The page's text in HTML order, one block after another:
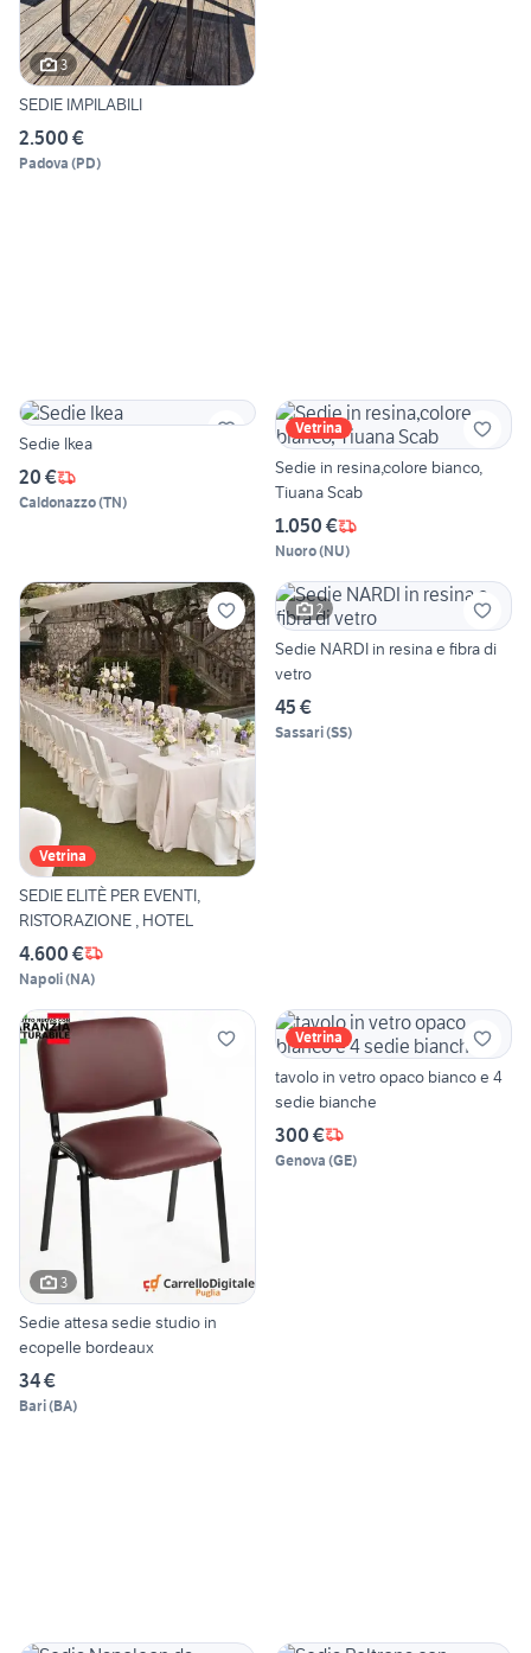
3
SEDIE IMPILABILI
2.500 €
Padova (PD)
Sedie Ikea
20 €
Caldonazzo(TN)
Vetrina
Sedie in resina,colore bianco,
Tiuana Scab
1.050 €
Nuoro(NU)
Vetrina
SEDIE ELITÈ PER EVENTI,
RISTORAZIONE , HOTEL
4.600 €
Napoli(NA)
2
Sedie NARDI in resina e fibra di
vetro
45 €
Sassari(SS)
3
Sedie attesa sedie studio in
ecopelle bordeaux
34 €
Bari(BA)
Vetrina
tavolo in vetro opaco bianco e 4
sedie bianche
300 €
Genova (GE)